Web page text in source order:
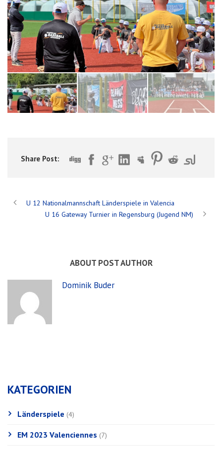
Share Post:
U 12 Nationalmannschaft Länderspiele in Valencia
U 16 Gateway Turnier in Regensburg (Jugend NM)
ABOUT POST AUTHOR
Dominik Buder
KATEGORIEN
Länderspiele (4)
EM 2023 Valenciennes (7)